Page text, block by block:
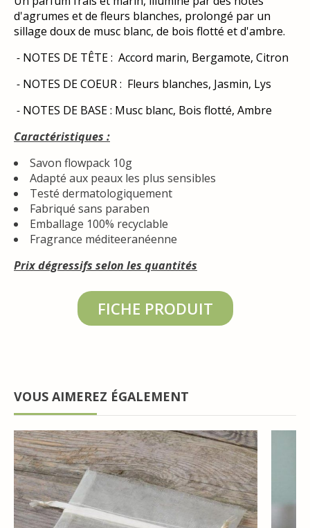
d'agrumes et de fleurs blanches, prolongé par un
sillage doux de musc blanc, de bois flotté et d'ambre.
- NOTES DE TÊTE : Accord marin, Bergamote, Citron
- NOTES DE COEUR : Fleurs blanches, Jasmin, Lys
- NOTES DE BASE : Musc blanc, Bois flotté, Ambre
Caractéristiques :
Savon flowpack 10g
Adapté aux peaux les plus sensibles
Testé dermatologiquement
Fabriqué sans paraben
Emballage 100% recyclable
Fragrance méditeeranéenne
Prix dégressifs selon les quantités
FICHE PRODUIT
VOUS AIMEREZ ÉGALEMENT